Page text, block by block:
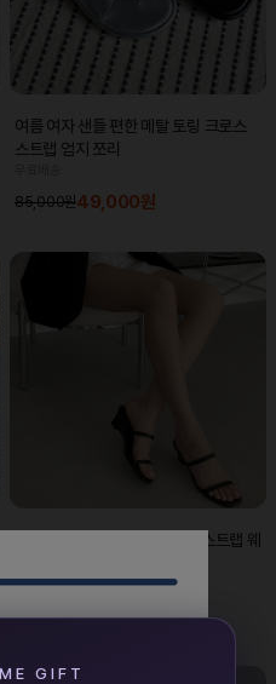
여름 여자 샌들 편한 메탈 토링 크로스
스트랩 엄지 쪼리
85,000원49,000원
여름 여자 슬리퍼힐 편한 더블 스트랩 웨
무료배송
85,000원49,000원
GIFT